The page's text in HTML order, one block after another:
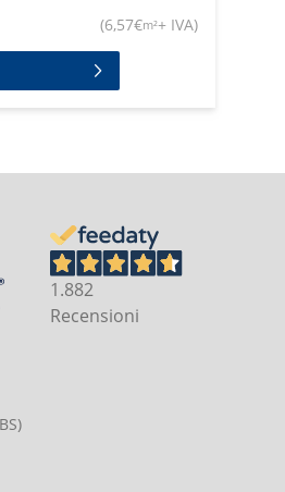
(6,57€m²+ IVA)
1.882
Recensioni